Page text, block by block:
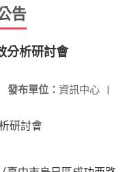
告
分析研討會
發布單位： 資訊中心 |
研討會